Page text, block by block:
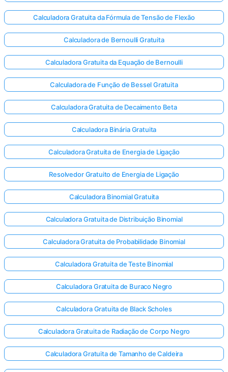
Calculadora Gratuita da Fórmula de Tensão de Flexão
Calculadora de Bernoulli Gratuita
Calculadora Gratuita da Equação de Bernoulli
Calculadora de Função de Bessel Gratuita
Calculadora Gratuita de Decaimento Beta
Calculadora Binária Gratuita
Calculadora Gratuita de Energia de Ligação
Resolvedor Gratuito de Energia de Ligação
Calculadora Binomial Gratuita
Calculadora Gratuita de Distribuição Binomial
Calculadora Gratuita de Probabilidade Binomial
Calculadora Gratuita de Teste Binomial
Calculadora Gratuita de Buraco Negro
Calculadora Gratuita de Black Scholes
Calculadora Gratuita de Radiação de Corpo Negro
Calculadora Gratuita de Tamanho de Caldeira